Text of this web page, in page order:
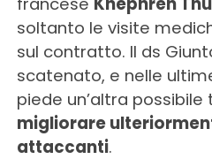
soltanto le visite
sul contratto. Il ds
scatenato, e nelle
piede un’altra
migliorare
attaccanti.